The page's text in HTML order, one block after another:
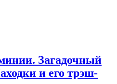
Загадочный
и его трэш-